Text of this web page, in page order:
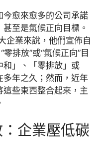
愈來愈多的公司承諾
至是氣候正向目標。
企業來說，他們宣佈自
排放”或“氣候正向”目
和」、「零排放」或
多年之久；然而，近年
些東西整合起來，主
企業壓低碳